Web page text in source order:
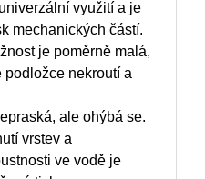
využití a je
mechanických částí.
je poměrně malá,
podložce nekroutí a
ale ohýbá se.
vrstev a
ve vodě je